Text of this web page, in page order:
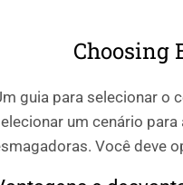
Choosing
guia para selecionar o
um cenário
Você deve